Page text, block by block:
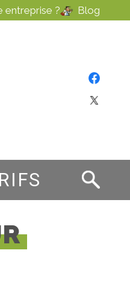
entreprise ? Blog